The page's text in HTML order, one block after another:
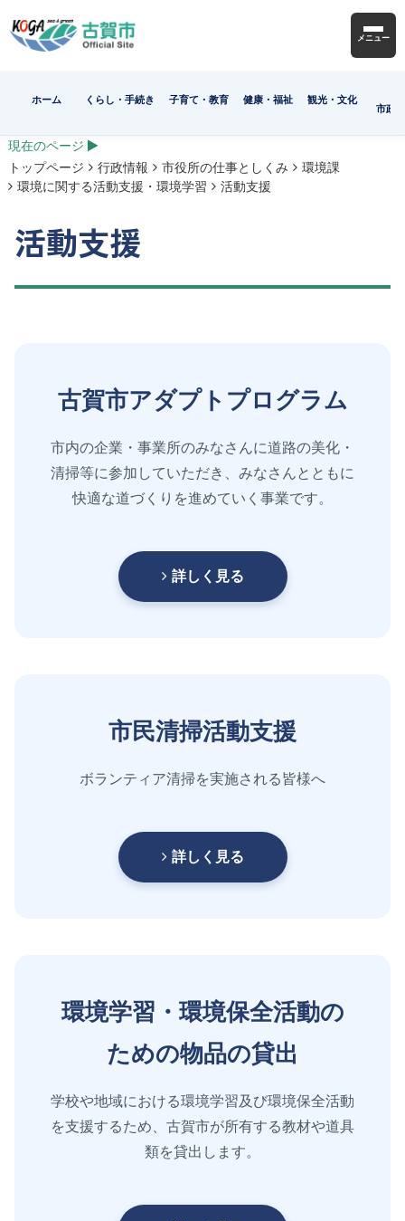
メニュー
ホーム くらし・手続き 子育て・教育 健康・福祉
観光・文化
市政
現在のページ
トップページ
行政情報 市役所の仕事としくみ
環境課
環境に関する活動支援・環境学習
活動支援
活動支援
古賀市アダプトプログラム
市内の企業・事業所のみなさんに道路の美化・
清掃等に参加していただき、みなさんとともに
快適な道づくりを進めていく事業です。
詳しく見る
市民清掃活動支援
ボランティア清掃を実施される皆様へ
詳しく見る
環境学習・環境保全活動の
ための物品の貸出
学校や地域における環境学習及び環境保全活動
を支援するため、古賀市が所有する教材や道具
類を貸出します。